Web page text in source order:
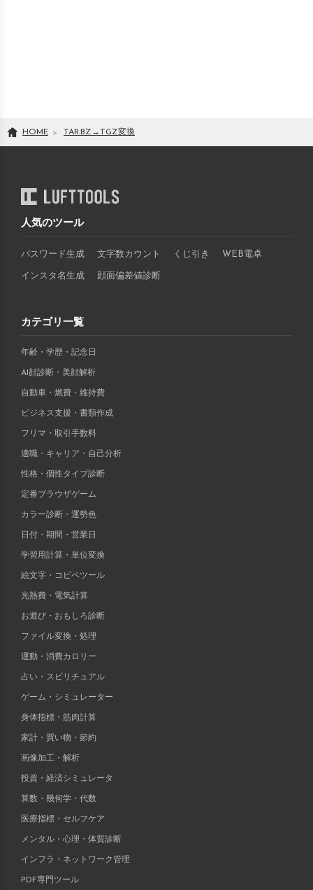
HOME TAR.BZ → TGZ変換
人気のツール
パスワード生成 文字数カウント くじ引き WEB電卓
インスタ名生成 顔面偏差値診断
カテゴリ一覧
年齢・学歴・記念日
AI顔診断・美顔解析
自動車・燃費・維持費
ビジネス支援・書類作成
フリマ・取引手数料
適職・キャリア・自己分析
性格・個性タイプ診断
定番ブラウザゲーム
カラー診断・運勢色
日付・期間・営業日
学習用計算・単位変換
絵文字・コピペツール
光熱費・電気計算
お遊び・おもしろ診断
ファイル変換・処理
運動・消費カロリー
占い・スピリチュアル
ゲーム・シミュレーター
身体指標・筋肉計算
家計・買い物・節約
画像加工・解析
投資・経済シミュレータ
算数・幾何学・代数
医療指標・セルフケア
メンタル・心理・体質診断
インフラ・ネットワーク管理
PDF専門ツール